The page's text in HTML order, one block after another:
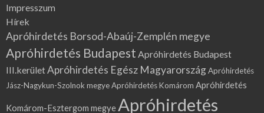
Impresszum
Hírek
Apróhirdetés Borsod-Abaúj-Zemplén megye
Apróhirdetés Budapest Apróhirdetés Budapest
III.kerületApróhirdetés Egész MagyarországApróhirdetés
Jász-Nagykun-Szolnok megyeApróhirdetés Komárom Apróhirdetés
Komárom-Esztergom megye Apróhirdetés